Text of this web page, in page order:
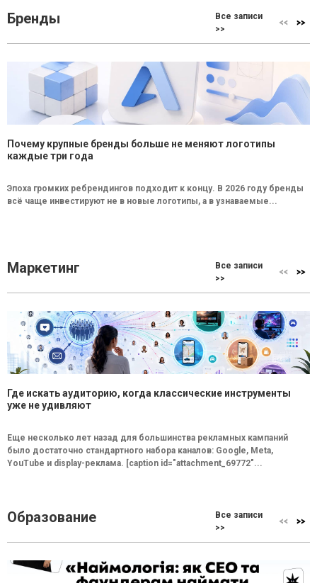
Бренды
Все записи
>>
Почему крупные бренды больше не меняют логотипы
каждые три года
Эпоха громких ребрендингов подходит к концу. В 2026 году бренды
всё чаще инвестируют не в новые логотипы, а в узнаваемые...
Маркетинг
Все записи
>>
Где искать аудиторию, когда классические инструменты
уже не удивляют
Еще несколько лет назад для большинства рекламных кампаний
было достаточно стандартного набора каналов: Google, Meta,
YouTube и display-реклама. [caption id="attachment_69772"...
Образование
Все записи
>>